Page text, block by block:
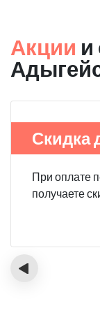
Акции и
Скидка
При оплате
получаете
‹